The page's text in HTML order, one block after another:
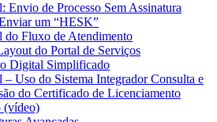
Envio de Processo Sem Assinatura
um “HESK”
do Fluxo de Atendimento
do Portal de Serviços
Digital Simplificado
– Uso do Sistema Integrador Consulta e
do Certificado de Licenciamento
(vídeo)